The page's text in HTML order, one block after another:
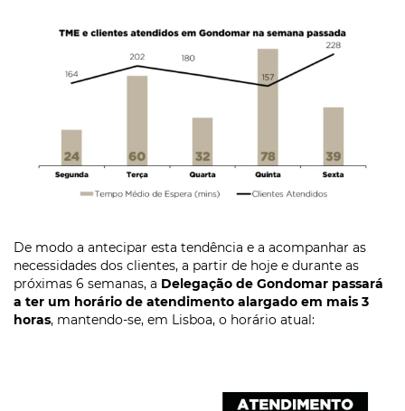
De modo a antecipar esta tendência e a acompanhar as
necessidades dos clientes, a partir de hoje e durante as
próximas 6 semanas, a Delegação de Gondomar passará
a ter um horário de atendimento alargado em mais 3
horas, mantendo-se, em Lisboa, o horário atual: